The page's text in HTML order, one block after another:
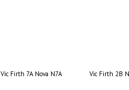
Vic Firth 7A Nova N7A Vic Firth 2B